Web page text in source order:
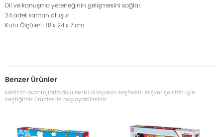
Dil ve konuşma yeteneğinin gelişmesini sağlar.
24 adet karttan oluşur.
Kutu Ölçüleri : 18 x 24 x 7 cm
Benzer Ürünler
Nezih’in avantajlarla dolu renkli dünyasını keşfedin! Alışverişe sizin için
seçtiğimiz ürünler ile başlayabilirsiniz.